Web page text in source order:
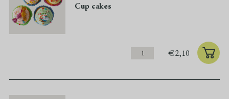
Cup cakes
€2,10